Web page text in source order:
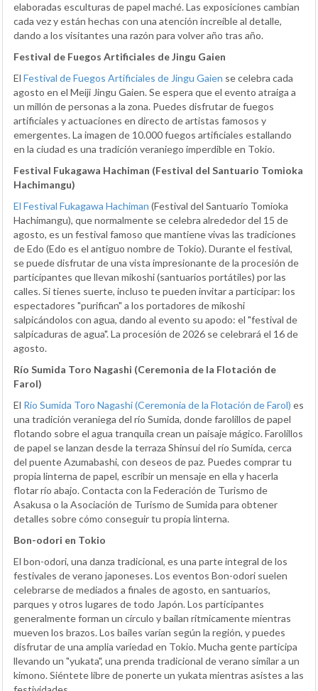
elaboradas esculturas de papel maché. Las exposiciones cambian
cada vez y están hechas con una atención increíble al detalle,
dando a los visitantes una razón para volver año tras año.
Festival de Fuegos Artificiales de Jingu Gaien
El Festival de Fuegos Artificiales de Jingu Gaien se celebra cada
agosto en el Meiji Jingu Gaien. Se espera que el evento atraiga a
un millón de personas a la zona. Puedes disfrutar de fuegos
artificiales y actuaciones en directo de artistas famosos y
emergentes. La imagen de 10.000 fuegos artificiales estallando
en la ciudad es una tradición veraniego imperdible en Tokio.
Festival Fukagawa Hachiman (Festival del Santuario Tomioka
Hachimangu)
El Festival Fukagawa Hachiman (Festival del Santuario Tomioka
Hachimangu), que normalmente se celebra alrededor del 15 de
agosto, es un festival famoso que mantiene vivas las tradiciones
de Edo (Edo es el antiguo nombre de Tokio). Durante el festival,
se puede disfrutar de una vista impresionante de la procesión de
participantes que llevan mikoshi (santuarios portátiles) por las
calles. Si tienes suerte, incluso te pueden invitar a participar: los
espectadores "purifican" a los portadores de mikoshi
salpicándolos con agua, dando al evento su apodo: el "festival de
salpicaduras de agua". La procesión de 2026 se celebrará el 16 de
agosto.
Río Sumida Toro Nagashi (Ceremonia de la Flotación de
Farol)
El Río Sumida Toro Nagashi (Ceremonia de la Flotación de Farol) es
una tradición veraniega del río Sumida, donde farolillos de papel
flotando sobre el agua tranquila crean un paisaje mágico. Farolillos
de papel se lanzan desde la terraza Shinsui del río Sumida, cerca
del puente Azumabashi, con deseos de paz. Puedes comprar tu
propia linterna de papel, escribir un mensaje en ella y hacerla
flotar río abajo. Contacta con la Federación de Turismo de
Asakusa o la Asociación de Turismo de Sumida para obtener
detalles sobre cómo conseguir tu propia linterna.
Bon-odori en Tokio
El bon-odori, una danza tradicional, es una parte integral de los
festivales de verano japoneses. Los eventos Bon-odori suelen
celebrarse de mediados a finales de agosto, en santuarios,
parques y otros lugares de todo Japón. Los participantes
generalmente forman un círculo y bailan rítmicamente mientras
mueven los brazos. Los bailes varían según la región, y puedes
disfrutar de una amplia variedad en Tokio. Mucha gente participa
llevando un "yukata", una prenda tradicional de verano similar a un
kimono. Siéntete libre de ponerte un yukata mientras asistes a las